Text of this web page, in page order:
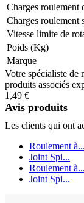
Charges
Charges roulement
Vitesse limite de
Poids (Kg)
Marque
Votre spécialiste de
produits associés
1,49 €
Avis produits
Les clients qui ont
Roulement à...
Joint Spi...
Roulement à...
Joint Spi...